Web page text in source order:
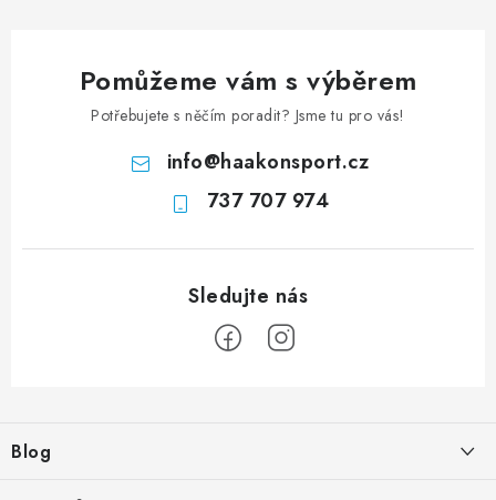
Pomůžeme vám s výběrem
Potřebujete s něčím poradit? Jsme tu pro vás!
info@haakonsport.cz
737 707 974
pBlog
Tak které? Runner nebo Runner Lock?